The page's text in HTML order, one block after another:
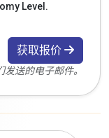
Level.
获取报价
送的电子邮件。